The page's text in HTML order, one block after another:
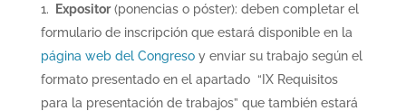
Expositor(ponencias o póster): deben completar el
formulario de inscripción que estará disponible en la
página web del Congresoy enviar su trabajo según el
formato presentado en el apartado “IX Requisitos
para la presentación de trabajos” que también estará